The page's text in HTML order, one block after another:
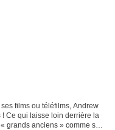
films ou téléfilms, Andrew
Ce qui laisse loin derrière la
grands anciens » comme son